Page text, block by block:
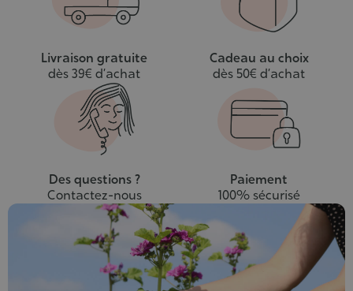
Livraison gratuite
dès 39€ d’achat
Cadeau au choix
dès 50€ d’achat
Des questions ?
Contactez-nous
Paiement
100% sécurisé